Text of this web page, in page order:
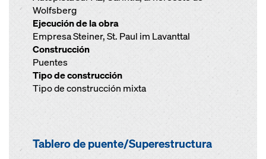
Wolfsberg
Ejecución de la obra
Empresa Steiner, St. Paul im Lavanttal
Construcción
Puentes
Tipo de construcción
Tipo de construcción mixta
Tablero de puente/Superestructura